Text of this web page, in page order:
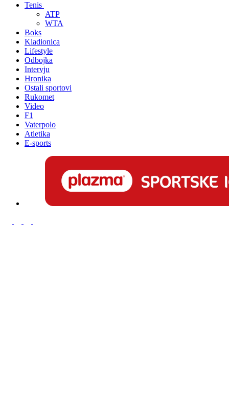
Tenis
ATP
WTA
Boks
Kladionica
Lifestyle
Odbojka
Intervju
Hronika
Ostali sportovi
Rukomet
Video
F1
Vaterpolo
Atletika
E-sports